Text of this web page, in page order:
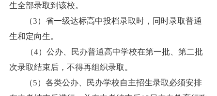
生全部录取到该校。
（3）省一级达标高中投档录取时，同时录取普通
生和定向生。
（4） 公办、民办普通高中学校在第一批、第二批
次录取结束后，不得再组织录取。
（5）各类公办、民办学校自主招生录取必须安排